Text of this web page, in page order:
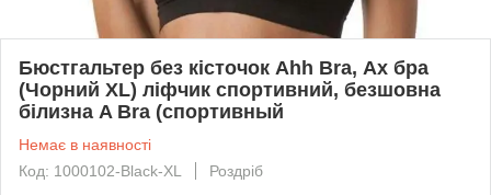
Бюстгальтер без кісточок Ahh Bra, Ах бра
(Чорний XL) ліфчик спортивний, безшовна
білизна A Bra (спортивный
Немає в наявності
Код: 1000102-Black-XL
Роздріб